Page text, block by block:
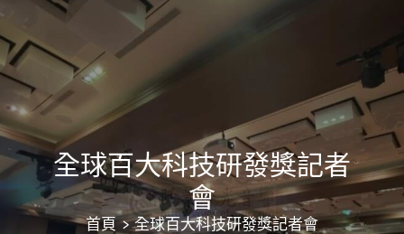
尋
全球百大科技研發獎記者
會
首頁
全球百大科技研發獎記者會